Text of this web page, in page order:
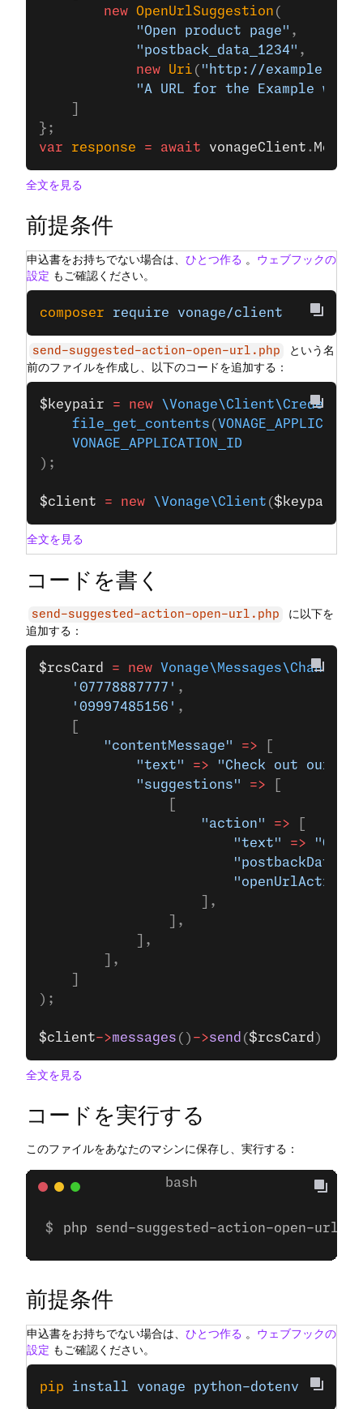
        new
OpenUrlSuggestion (
            "Open product page"
,
            "postback_data_1234"
,
            new
Uri ( "http://
"A URL for the Example
};
var response = await vonageClient .
全文を見る
前提条件
申込書をお持ちでない場合は、 ひとつ作る 。 ウェブフックの
設定 もご確認ください。
composer require vonage/client
send-suggested-action-open-url.php
という名
前のファイルを作成し、以下のコードを追加する：
$keypair = new
    file_get_contents
(
    VONAGE_APPLICATION_ID
);
$client = new \Vonage\Client ($keypair
全文を見る
コードを書く
send-suggested-action-open-url.php
に以下を
追加する：
$rcsCard = new
    '07778887777'
,
    '09997485156'
,
        "contentMessage"
=>
            "text"
=> "Check out our
            "suggestions"
=>
                    "action"
=>
                        "text"
=> "Open
                        "postbackData"
                        "openUrlAction"
                    ],
                ],
            ],
        ],
);
$client->messages () ->send ($rcsCard );
全文を見る
コードを実行する
このファイルをあなたのマシンに保存し、実行する：
php send-suggested-action-open-
前提条件
申込書をお持ちでない場合は、 ひとつ作る 。 ウェブフックの
設定 もご確認ください。
pip install vonage python-dotenv